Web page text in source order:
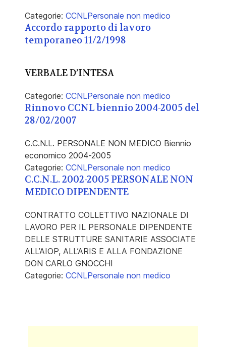
Categorie: CCNLPersonale non medico
Accordo rapporto di lavoro
temporaneo 11/2/1998
VERBALE D’INTESA
Categorie: CCNLPersonale non medico
Rinnovo CCNL biennio 2004-2005 del
28/02/2007
C.C.N.L. PERSONALE NON MEDICO Biennio
economico 2004-2005
Categorie: CCNLPersonale non medico
C.C.N.L. 2002-2005 PERSONALE NON
MEDICO DIPENDENTE
CONTRATTO COLLETTIVO NAZIONALE DI
LAVORO PER IL PERSONALE DIPENDENTE
DELLE STRUTTURE SANITARIE ASSOCIATE
ALL’AIOP, ALL’ARIS E ALLA FONDAZIONE
DON CARLO GNOCCHI
Categorie: CCNLPersonale non medico